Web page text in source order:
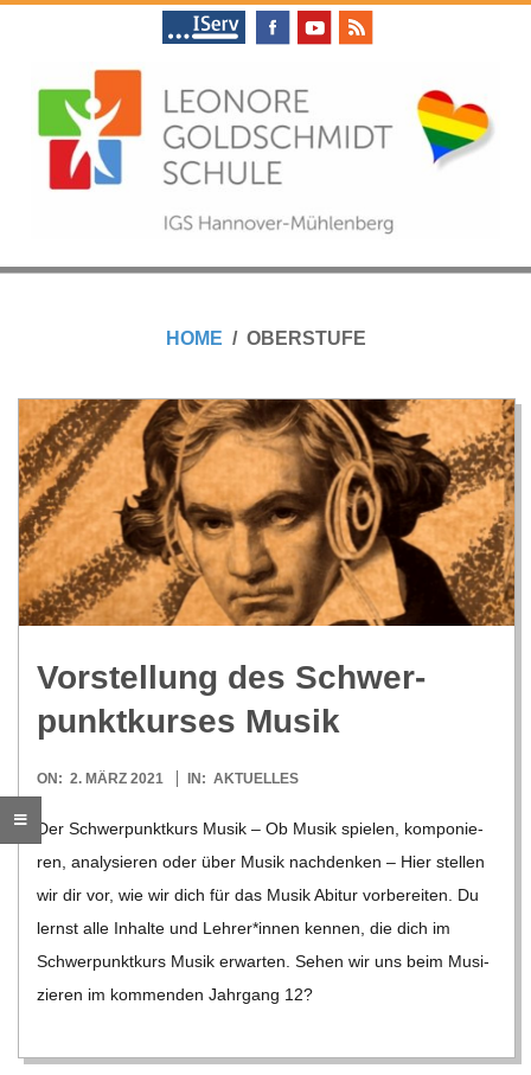
L
O
N
O
R
E
G
O
L
D
S
HOME OBERSTUFE
Vor­stel­lung des Schwer­
punkt­kur­ses Musik
2021-
02
ON: 2. MÄRZ 2021 IN: AKTUELLES
Der Schwer­punkt­kurs Musik – Ob Musik spie­len, kom­po­nie­
ren, ana­ly­sie­ren oder über Musik nach­den­ken – Hier stel­len
wir dir vor, wie wir dich für das Musik Abitur vor­be­rei­ten. Du
lernst alle Inhalte und Lehrer*innen ken­nen, die dich im
Schwer­punkt­kurs Musik erwar­ten. Sehen wir uns beim Musi­
zie­ren im kom­men­den Jahr­gang 12?